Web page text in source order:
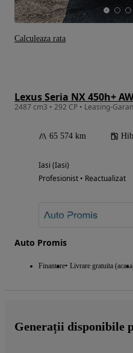
Lexus Seria NX 450h+
2487 cm3 • 292 CP • Leasing-
65 574 km
Iasi (Iasi)
Profesionist • Reactualizat
Auto Promis
Finantare Livrare gratuita
Calculeaza rata
Generații disponibile